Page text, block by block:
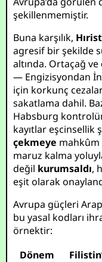
şekillenmemiştir.
Buna karşılık,
agresif bir şekilde
altında. Ortaçağ
— Engizisyondan
için korkunç
sakatlama dahil.
Habsburg
kayıtlar eşcinsellik
çekmeye
maruz kalma
değil kurumsaldı,
eşit olarak
Avrupa güçleri
bu yasal kodları
örnektir:
Dönem